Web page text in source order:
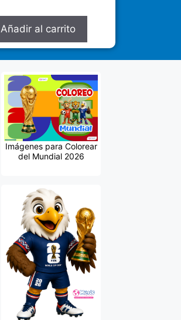
Añadir al carrito
Imágenes para Colorear
del Mundial 2026